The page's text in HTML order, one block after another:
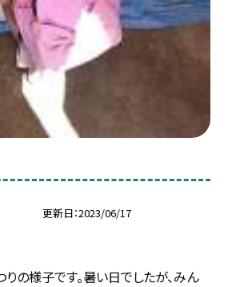
更新日 2023/06/17
の様子です。暑い日でしたが、みん